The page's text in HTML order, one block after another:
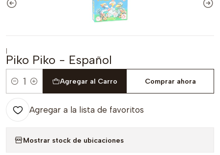
|
Piko Piko - Español
Cantidad
Agregar al Carro Comprar ahora
Agregar a la lista de favoritos
Mostrar stock de ubicaciones